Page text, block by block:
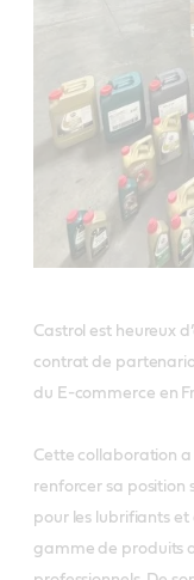
Castrol est heureux
contrat de
du E-commerce en
Cette collaboration
renforcer sa position
pour les lubrifiants et
gamme de produits